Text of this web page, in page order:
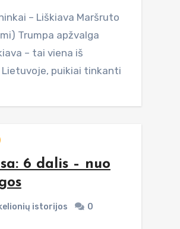
Trumpa apžvalga
– tai viena iš
puikiai tinkanti
6 dalis – nuo
istorijos 0